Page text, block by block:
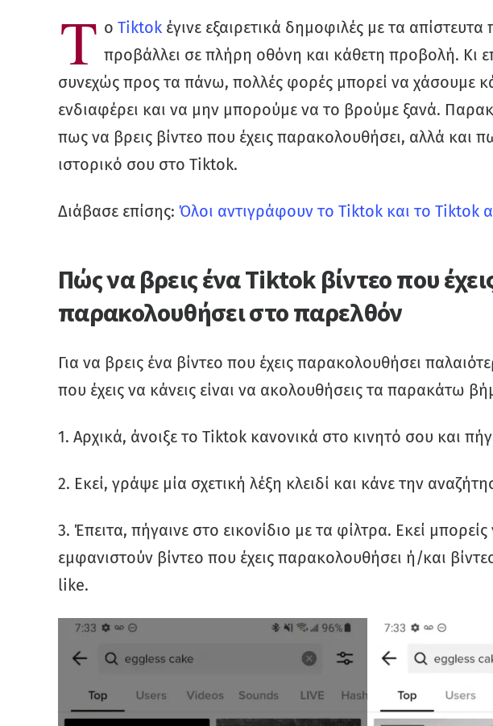
Τ ο Tiktok έγινε εξαιρετικά δημοφιλές με τα
προβάλλει σε πλήρη οθόνη και κάθετη προβολή. Κι
συνεχώς προς τα πάνω, πολλές φορές μπορεί να χάσουμε
ενδιαφέρει και να μην μπορούμε να το βρούμε ξανά.
πως να βρεις βίντεο που έχεις παρακολουθήσει, αλλά και
ιστορικό σου στο Tiktok.
Διάβασε επίσης: Όλοι αντιγράφουν το Tiktok και το Tiktok
Πώς να βρεις ένα Tiktok βίντεο που
παρακολουθήσει στο παρελθόν
Για να βρεις ένα βίντεο που έχεις παρακολουθήσει
που έχεις να κάνεις είναι να ακολουθήσεις τα παρακάτω
1. Αρχικά, άνοιξε το Tiktok κανονικά στο κινητό σου και
2. Εκεί, γράψε μία σχετική λέξη κλειδί και κάνε την
3. Έπειτα, πήγαινε στο εικονίδιο με τα φίλτρα. Εκεί μπορείς
εμφανιστούν βίντεο που έχεις παρακολουθήσει ή/και
like.